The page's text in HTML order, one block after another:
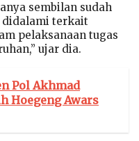
sembilan sudah
terkait
pelaksanaan tugas
ujar dia.
Pol Akhmad
Hoegeng Awars